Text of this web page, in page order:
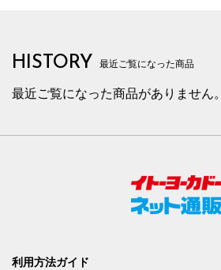
HISTORY 最近ご覧になった商品
最近ご覧になった商品がありません。
利用方法ガイド